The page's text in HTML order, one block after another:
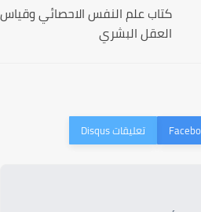
كتاب علم النفس الاحصائي وقياس
العقل البشري